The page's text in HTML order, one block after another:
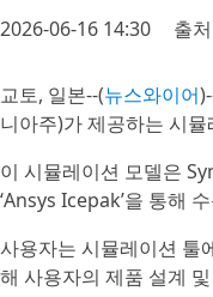
2026-06-16 14:30 출
교토, 일본--(뉴스와이어
니아주)가 제공하는 시
이 시뮬레이션 모델은
‘Ansys Icepak’을 통해
사용자는 시뮬레이션 툴
해 사용자의 제품 설계